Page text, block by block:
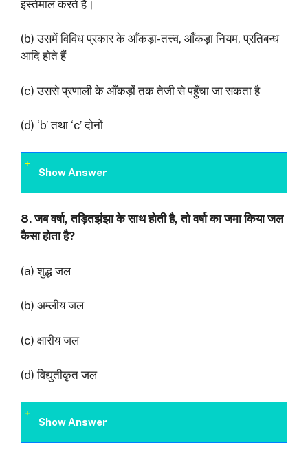
इस्तेमाल करते हैं।
(b) उसमें विविध प्रकार के आँकड़ा-तत्त्व, आँकड़ा नियम, प्रतिबन्ध
आदि होते हैं
(c) उससे प्रणाली के आँकड़ों तक तेजी से पहुँचा जा सकता है
(d) ‘b’ तथा ‘c’ दोनों
Show Answer
8.जब वर्षा,तड़ितझंझा के साथ होती है,तो वर्षा का जमा किया जल
कैसा होता है?
(a) शुद्ध जल
(b) अम्लीय जल
(c) क्षारीय जल
(d) विद्युतीकृत जल
Show Answer